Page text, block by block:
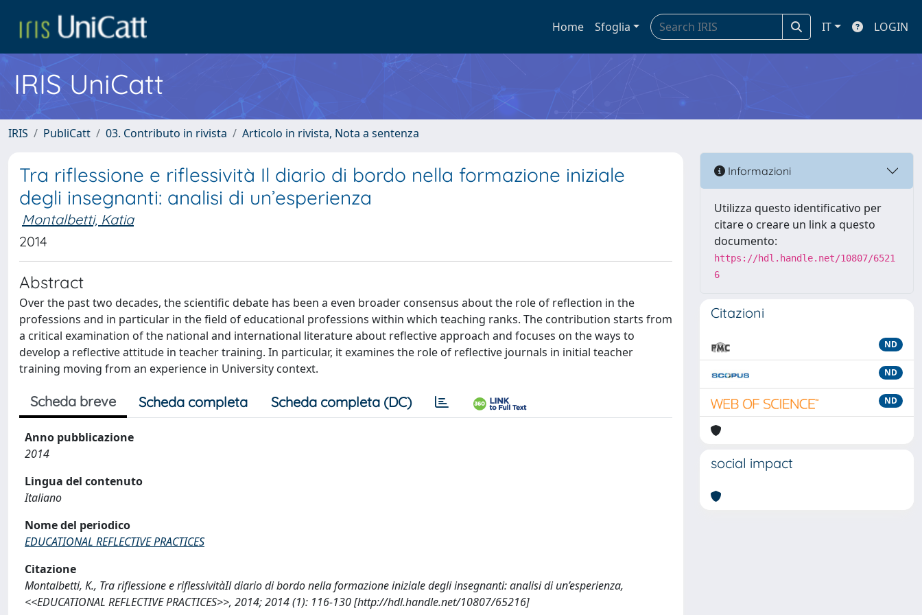
Home Sfoglia IT LOGIN
IRIS UniCatt
IRIS PubliCatt 03. Contributo in rivista Articolo in rivista, Nota a sentenza
Tra riflessione e riflessività Il diario di bordo nella formazione iniziale
degli insegnanti: analisi di un’esperienza
Montalbetti, Katia
2014
Abstract
Over the past two decades, the scientific debate has been a even broader consensus about the role of reflection in the
professions and in particular in the field of educational professions within which teaching ranks. The contribution starts from
a critical examination of the national and international literature about reflective approach and focuses on the ways to
develop a reflective attitude in teacher training. In particular, it examines the role of reflective journals in initial teacher
training moving from an experience in University context.
Scheda breve Scheda completa Scheda completa (DC)
Anno pubblicazione
2014
Lingua del contenuto
Italiano
Nome del periodico
EDUCATIONAL REFLECTIVE PRACTICES
Citazione
Montalbetti, K., Tra riflessione e riflessivitàIl diario di bordo nella formazione iniziale degli insegnanti: analisi di un’esperienza,
<<EDUCATIONAL REFLECTIVE PRACTICES>>, 2014; 2014 (1): 116-130 [http://hdl.handle.net/10807/65216]
Informazioni
Utilizza questo identificativo per
citare o creare un link a questo
documento:
https://hdl.handle.net/10807/6521
6
Citazioni
ND
ND
ND
social impact